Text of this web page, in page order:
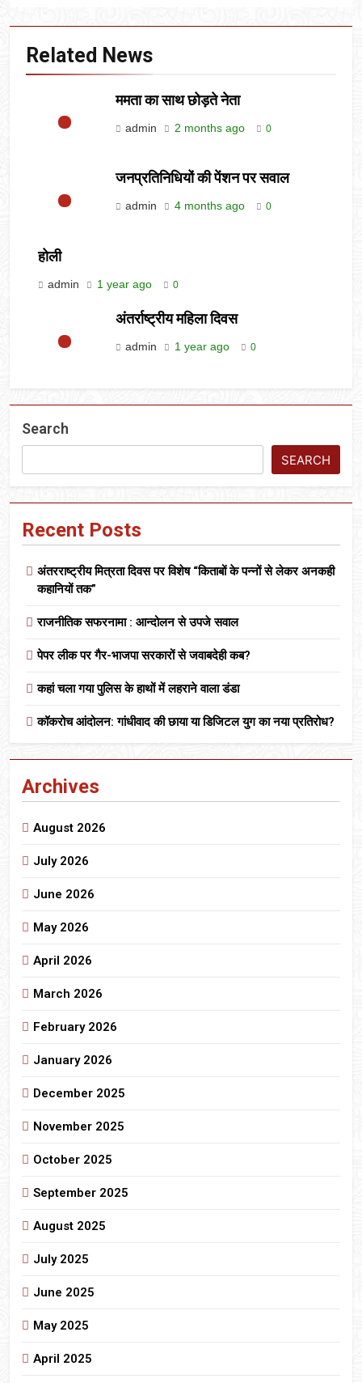
Related News
ममता का साथ छोड़ते नेता
admin 2 months ago 0
जनप्रतिनिधियों की पेंशन पर सवाल
admin 4 months ago 0
होली
admin 1 year ago 0
अंतर्राष्ट्रीय महिला दिवस
admin 1 year ago 0
Search
SEARCH
Recent Posts
अंतरराष्ट्रीय मित्रता दिवस पर विशेष “किताबों के पन्नों से लेकर अनकही
कहानियों तक”
राजनीतिक सफरनामा : आन्दोलन से उपजे सवाल
पेपर लीक पर गैर-भाजपा सरकारों से जवाबदेही कब?
कहां चला गया पुलिस के हाथों में लहराने वाला डंडा
कॉकरोच आंदोलन: गांधीवाद की छाया या डिजिटल युग का नया प्रतिरोध?
Archives
August 2026
July 2026
June 2026
May 2026
April 2026
March 2026
February 2026
January 2026
December 2025
November 2025
October 2025
September 2025
August 2025
July 2025
June 2025
May 2025
April 2025